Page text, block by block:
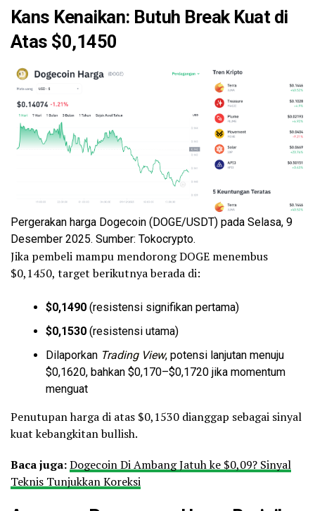
Kans Kenaikan: Butuh Break Kuat di
Atas $0,1450
Pergerakan harga Dogecoin (DOGE/USDT) pada Selasa, 9
Desember 2025. Sumber: Tokocrypto.
Jika pembeli mampu mendorong DOGE menembus
$0,1450, target berikutnya berada di:
$0,1490 (resistensi signifikan pertama)
$0,1530 (resistensi utama)
Dilaporkan Trading View, potensi lanjutan menuju
$0,1620, bahkan $0,170–$0,1720 jika momentum
menguat
Penutupan harga di atas $0,1530 dianggap sebagai sinyal
kuat kebangkitan bullish.
Baca juga:Dogecoin Di Ambang Jatuh ke $0,09? Sinyal
Teknis Tunjukkan Koreksi